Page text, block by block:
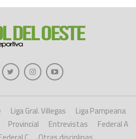
Liga Gral. Villegas
Liga Pampeana
Provincial Entrevistas
Federal A